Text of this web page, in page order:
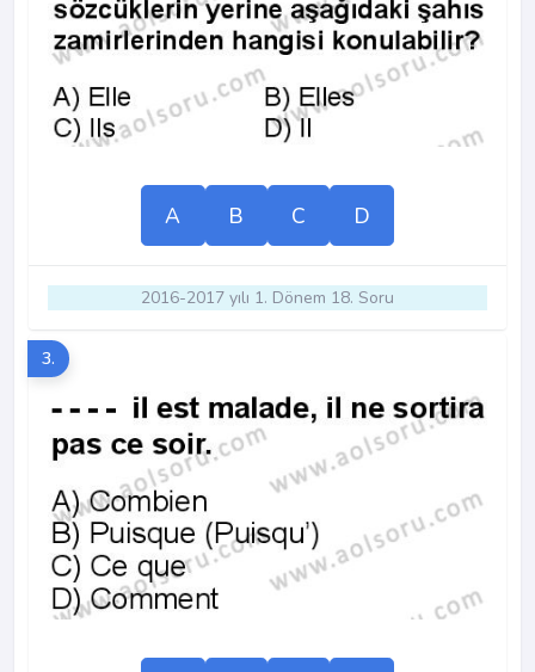
A B C D
2016-2017 yılı 1. Dönem 18. Soru
3.